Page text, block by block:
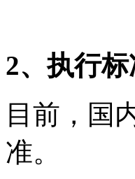
2、执行
目前，国
准。